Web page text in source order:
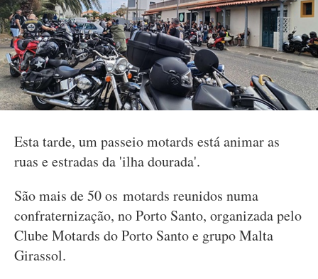
Esta tarde, um passeio motards está animar as
ruas e estradas da 'ilha dourada'.
São mais de 50 os motards reunidos numa
confraternização, no Porto Santo, organizada pelo
Clube Motards do Porto Santo e grupo Malta
Girassol.